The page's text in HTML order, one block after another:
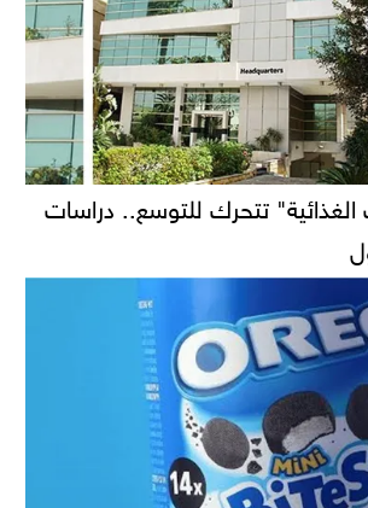
الغذائية" تتحرك للتوسع.. دراسات